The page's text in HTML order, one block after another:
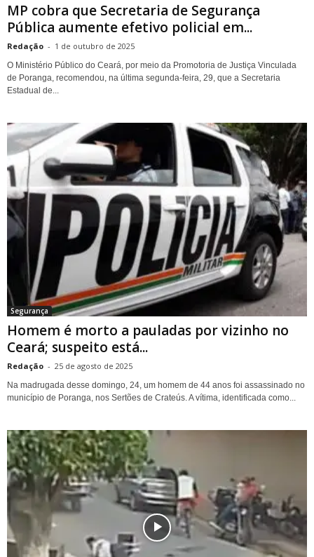
MP cobra que Secretaria de Segurança
Pública aumente efetivo policial em...
Redação - 1 de outubro de 2025
O Ministério Público do Ceará, por meio da Promotoria de Justiça Vinculada
de Poranga, recomendou, na última segunda-feira, 29, que a Secretaria
Estadual de...
Segurança
Homem é morto a pauladas por vizinho no
Ceará; suspeito está...
Redação - 25 de agosto de 2025
Na madrugada desse domingo, 24, um homem de 44 anos foi assassinado no
município de Poranga, nos Sertões de Crateús. A vítima, identificada como...